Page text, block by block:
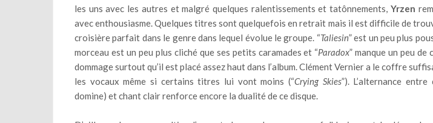
les uns avec les autres et malgré quelques ralentissements et tatônnements, Yrzen
avec enthousiasme. Quelques titres sont quelquefois en retrait mais il est difficile de
croisière parfait dans le genre dans lequel évolue le groupe. “Taliesin” est un peu plus
morceau est un peu plus cliché que ses petits caramades et “Paradox” manque un peu de
dommage surtout qu’il est placé assez haut dans l’album. Clément Vernier a le coffre
les vocaux même si certains titres lui vont moins (“Crying Skies”). L’alternance
domine) et chant clair renforce encore la dualité de ce disque.